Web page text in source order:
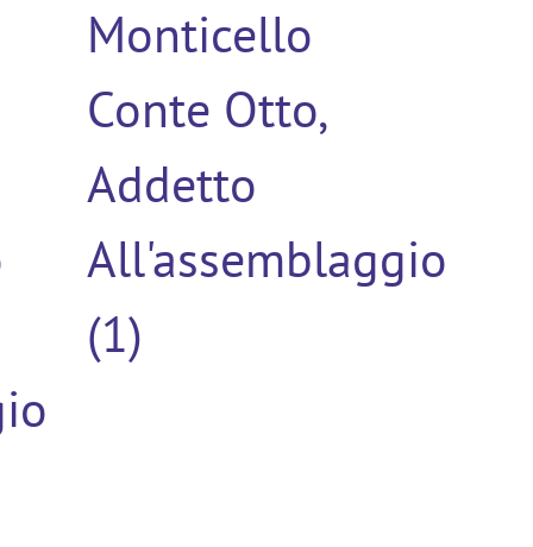
Monticello
Conte Otto,
Addetto
All'assemblaggio
(1)